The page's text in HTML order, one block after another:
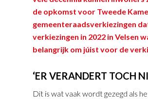
de opkomst voor Tweede
gemeenteraadsverkiezingen
verkiezingen in 2022 in Velsen
belangrijk om júist voor de
‘ER VERANDERT TOCH
Dit is wat vaak wordt gezegd als